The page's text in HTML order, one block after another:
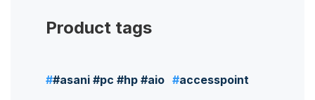
Product tags
#asani #pc #hp #aio accesspoint